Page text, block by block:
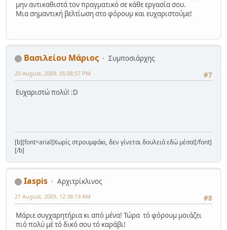
μην αντικαθιστά τον πραγματικό σε κάθε εργασία σου.
Μια σημαντική βελτίωση στο φόρουμ και ευχαριστούμε!
Βασιλείου Μάριος
Συμποσιάρχης
#7
20 August, 2009, 05:08:57 PM
Ευχαριστώ πολύ! :D
[b][font=arial]Χωρίς στρουμφάκι, δεν γίνεται δουλειά εδώ μέσα![/font]
[/b]
Iaspis
Αρχιτρίκλινος
#8
21 August, 2009, 12:38:19 AM
Μάριε συγχαρητήρια κι από μένα! Τώρα τό φόρουμ μοιάζει
πιό πολύ μέ τό δικό σου τό καράβι!